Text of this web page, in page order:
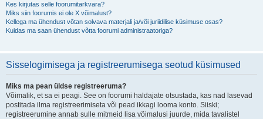
Kes kirjutas selle foorumitarkvara?
Miks siin foorumis ei ole X võimalust?
Kellega ma ühendust võtan solvava materjali ja/või juriidilise küsimuse osas?
Kuidas ma saan ühendust võtta foorumi administraatoriga?
Sisselogimisega ja registreerumisega seotud küsimused
Miks ma pean üldse registreeruma?
Võimalik, et sa ei peagi. See on foorumi haldajate otsustada, kas nad lasevad
postitada ilma registreerimiseta või pead ikkagi looma konto. Siiski;
registreerumine annab sulle mitmeid lisa võimalusi juurde, mida tavalistel